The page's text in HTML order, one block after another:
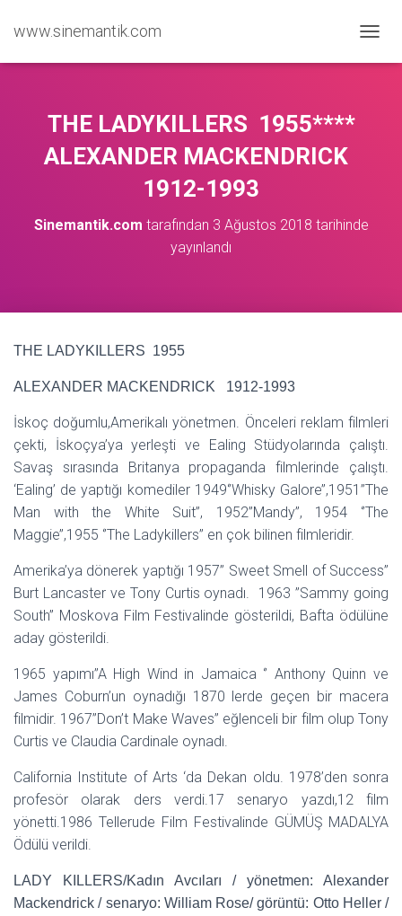
www.sinemantik.com
E
THE LADYKILLERS 1955****
ALEXANDER MACKENDRICK
1912-1993
Sinemantik.com tarafından 3 Ağustos 2018 tarihinde
yayınlandı
THE LADYKILLERS 1955
ALEXANDER MACKENDRICK 1912-1993
İskoç doğumlu,Amerikalı yönetmen. Önceleri reklam filmleri
çekti, İskoçya’ya yerleşti ve Ealing Stüdyolarında çalıştı.
Savaş sırasında Britanya propaganda filmlerinde çalıştı.
‘Ealing’ de yaptığı komediler 1949‘’Whisky Galore’’,1951’’The
Man with the White Suit’’, 1952’’Mandy’’, 1954 ‘’The
Maggie’’,1955 ‘’The Ladykillers’’ en çok bilinen filmleridir.
Amerika’ya dönerek yaptığı 1957’’ Sweet Smell of Success’’
Burt Lancaster ve Tony Curtis oynadı. 1963 ’’Sammy going
South’’ Moskova Film Festivalinde gösterildi, Bafta ödülüne
aday gösterildi.
1965 yapımı’’A High Wind in Jamaica ‘’ Anthony Quinn ve
James Coburn’un oynadığı 1870 lerde geçen bir macera
filmidir. 1967’’Don’t Make Waves’’ eğlenceli bir film olup Tony
Curtis ve Claudia Cardinale oynadı.
California Institute of Arts ‘da Dekan oldu. 1978’den sonra
profesör olarak ders verdi.17 senaryo yazdı,12 film
yönetti.1986 Tellerude Film Festivalinde GÜMÜŞ MADALYA
Ödülü verildi.
LADY KILLERS/Kadın Avcıları / yönetmen: Alexander
Mackendrick / senaryo: William Rose/ görüntü: Otto Heller /